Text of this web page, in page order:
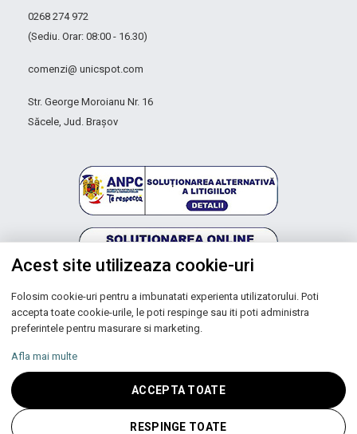
0268 274 972
(Sediu. Orar: 08:00 - 16.30)
comenzi@ unicspot.com
Str. George Moroianu Nr. 16
Săcele, Jud. Brașov
Autoritatea Națională pentru Protecția Consumatorilor
Copyright © 2026 UNIC SPOT RO S.R.L.
CUI: RO 13753590, Reg. Com. J200100027208
Acest site utilizeaza cookie-uri
Folosim cookie-uri pentru a imbunatati experienta utilizatorului. Poti
accepta toate cookie-urile, le poti respinge sau iti poti administra
preferintele pentru masurare si marketing.
Afla mai multe
ACCEPTA TOATE
RESPINGE TOATE